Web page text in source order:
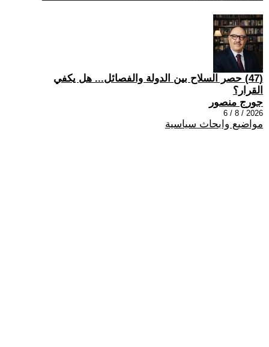
(47) حصر السلاح بين الدولة والفصائل... هل يكفي
القرار؟
جورج منصور
2026 / 8 / 6
مواضيع وابحاث سياسية